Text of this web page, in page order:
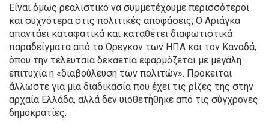
Είναι όμως ρεαλιστικό να συμμετέχουμε περισσότεροι
και συχνότερα στις πολιτικές αποφάσεις; Ο Αριάγκα
απαντάει καταφατικά και καταθέτει διαφωτιστικά
παραδείγματα από το Όρεγκον των ΗΠΑ και τον Καναδά,
όπου την τελευταία δεκαετία εφαρμόζεται με μεγάλη
επιτυχία η «διαβούλευση των πολιτών». Πρόκειται
άλλωστε για μια διαδικασία που έχει τις ρίζες της στην
αρχαία Ελλάδα, αλλά δεν υιοθετήθηκε από τις σύγχρονες
δημοκρατίες.